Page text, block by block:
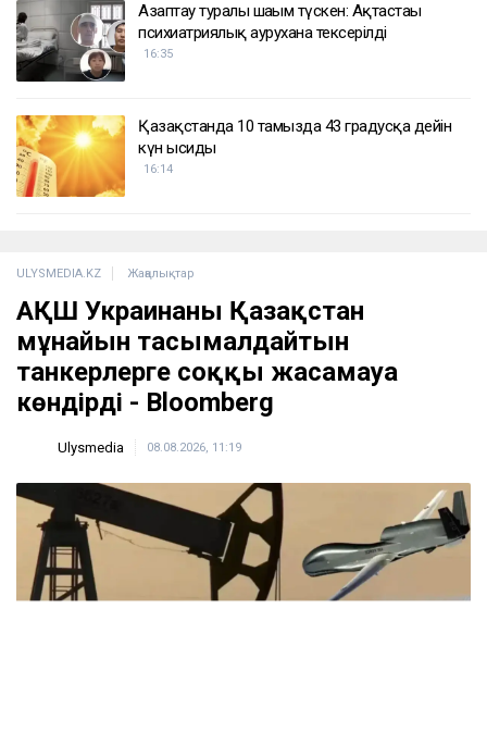
Азаптау туралы шағым түскен: Ақтастағы
психиатриялық аурухана тексерілді
16:35
Қазақстанда 10 тамызда 43 градусқа дейін
күн ысиды
16:14
ULYSMEDIA.KZ Жаңалықтар
АҚШ Украинаны Қазақстан
мұнайын тасымалдайтын
танкерлерге соққы жасамауға
көндірді - Bloomberg
Ulysmedia 08.08.2026, 11:19